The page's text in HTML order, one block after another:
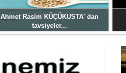
Ahmet Rasim KÜÇÜKUSTA' dan
tavsiyeler...